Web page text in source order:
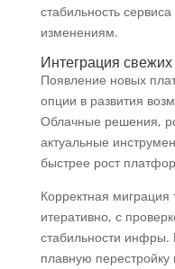
стабильность
изменениям.
Интеграция
Появление новых
опции в развития
Облачные решения,
актуальные
быстрее рост
Корректная миграция
итеративно, с
стабильности
плавную перестройку